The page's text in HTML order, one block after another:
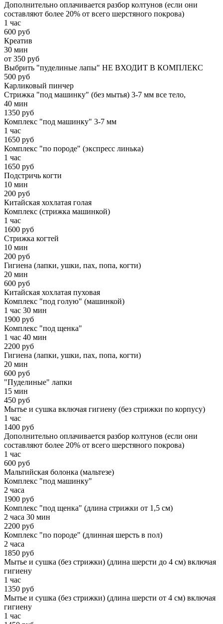
Дополнительно оплачивается разбор колтунов (если они
составляют более 20% от всего шерстяного покрова)
1 час
600 руб
Креатив
30 мин
от 350 руб
Выбрить "пуделиные лапы" НЕ ВХОДИТ В КОМПЛЕКС
500 руб
Карликовый пинчер
Стрижка "под машинку" (без мытья) 3-7 мм все тело,
40 мин
1350 руб
Комплекс "под машинку" 3-7 мм
1 час
1650 руб
Комплекс "по породе" (экспресс линька)
1 час
1650 руб
Подстричь когти
10 мин
200 руб
Китайская хохлатая голая
Комплекс (стрижка машинкой)
1 час
1600 руб
Стрижка когтей
10 мин
200 руб
Гигиена (лапки, ушки, пах, попа, когти)
20 мин
600 руб
Китайская хохлатая пуховая
Комплекс "под голую" (машинкой)
1 час 30 мин
1900 руб
Комплекс "под щенка"
1 час 40 мин
2200 руб
Гигиена (лапки, ушки, пах, попа, когти)
20 мин
600 руб
"Пуделиные" лапки
15 мин
450 руб
Мытье и сушка включая гигиену (без стрижки по корпусу)
1 час
1400 руб
Дополнительно оплачивается разбор колтунов (если они
составляют более 20% от всего шерстяного покрова)
1 час
600 руб
Мальтийская болонка (мальтезе)
Комплекс "под машинку"
2 часа
1900 руб
Комплекс "под щенка" (длина стрижки от 1,5 см)
2 часа 30 мин
2200 руб
Комплекс "по породе" (длинная шерсть в пол)
2 часа
1850 руб
Мытье и сушка (без стрижки) (длина шерсти до 4 см) включая
гигиену
1 час
1350 руб
Мытье и сушка (без стрижки) (длина шерсти от 4 см) включая
гигиену
1 час